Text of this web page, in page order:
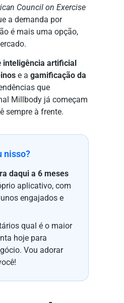
Council on Exercise
a demanda por
é mais uma opção,
inteligência artificial
e a gamificação da
que
Millbody já começam
sempre à frente.
nisso?
daqui a 6 meses
aplicativo, com
engajados e
qual é o maior
hoje para
Vou adorar